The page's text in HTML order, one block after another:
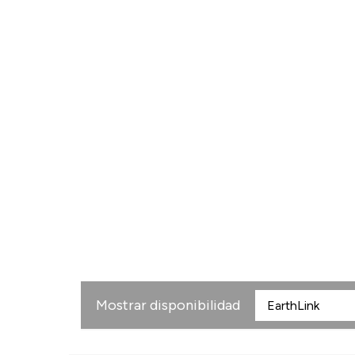
Mostrar disponibilidad